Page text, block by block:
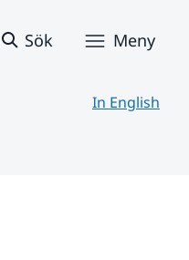
Sök Meny
In English